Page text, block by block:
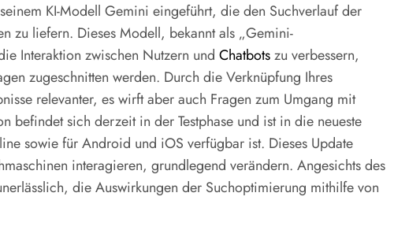
KI-Modell Gemini eingeführt, die den Suchverlauf der
zu liefern. Dieses Modell, bekannt als „Gemini-
Interaktion zwischen Nutzern und Chatbotszu verbessern,
zugeschnitten werden. Durch die Verknüpfung Ihres
relevanter, es wirft aber auch Fragen zum Umgang mit
befindet sich derzeit in der Testphase und ist in die neueste
sowie für Android und iOS verfügbar ist. Dieses Update
interagieren, grundlegend verändern. Angesichts des
die Auswirkungen der Suchoptimierung mithilfe von